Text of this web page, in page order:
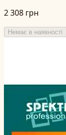
2 308 грн
Немає в наявності